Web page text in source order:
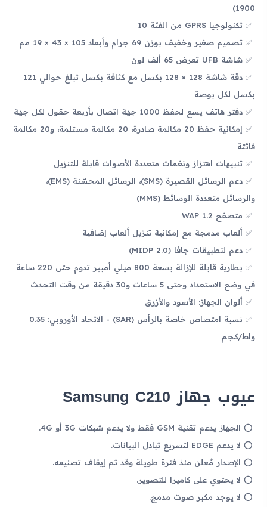
1900)
تكنولوجيا GPRS من الفئة 10
تصميم صغير وخفيف بوزن 69 جرام وأبعاد 105 × 43 × 19 مم
شاشة UFB تعرض 65 ألف لون
دقة شاشة 128 × 128 بكسل مع كثافة بكسل تبلغ حوالي 121
بكسل لكل بوصة
دفتر هاتف يسع لحفظ 1000 جهة اتصال بأربعة حقول لكل جهة
إمكانية حفظ 20 مكالمة صادرة، 20 مكالمة مستلمة، و20 مكالمة
فائتة
تنبيهات اهتزاز ونغمات متعددة الأصوات قابلة للتنزيل
دعم الرسائل القصيرة (SMS)، الرسائل المحسّنة (EMS)،
والرسائل متعددة الوسائط (MMS)
متصفح WAP 1.2
ألعاب مدمجة مع إمكانية تنزيل ألعاب إضافية
دعم لتطبيقات جافا (MIDP 2.0)
بطارية قابلة للإزالة بسعة 800 ميلي أمبير تدوم حتى 220 ساعة
في وضع الاستعداد وحتى 5 ساعات و30 دقيقة من وقت التحدث
ألوان الجهاز: الأسود والأزرق
نسبة امتصاص خاصة بالرأس (SAR) - الاتحاد الأوروبي: 0.35
واط/كجم
عيوب جهاز Samsung C210
الجهاز يدعم تقنية GSM فقط ولا يدعم شبكات 3G أو 4G.
لا يدعم EDGE لتسريع تبادل البيانات.
الإصدار مُعلن منذ فترة طويلة وقد تم إيقاف تصنيعه.
لا يحتوي على كاميرا للتصوير.
لا يوجد مكبر صوت مدمج.